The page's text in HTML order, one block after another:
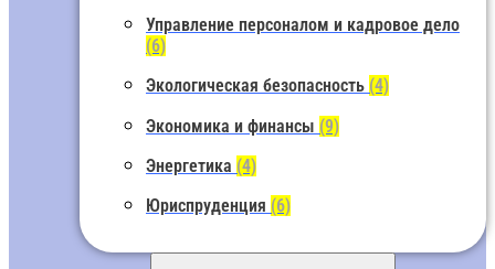
Управление персоналом и кадровое дело
(6)
Экологическая безопасность (4)
Экономика и финансы (9)
Энергетика (4)
Юриспруденция (6)